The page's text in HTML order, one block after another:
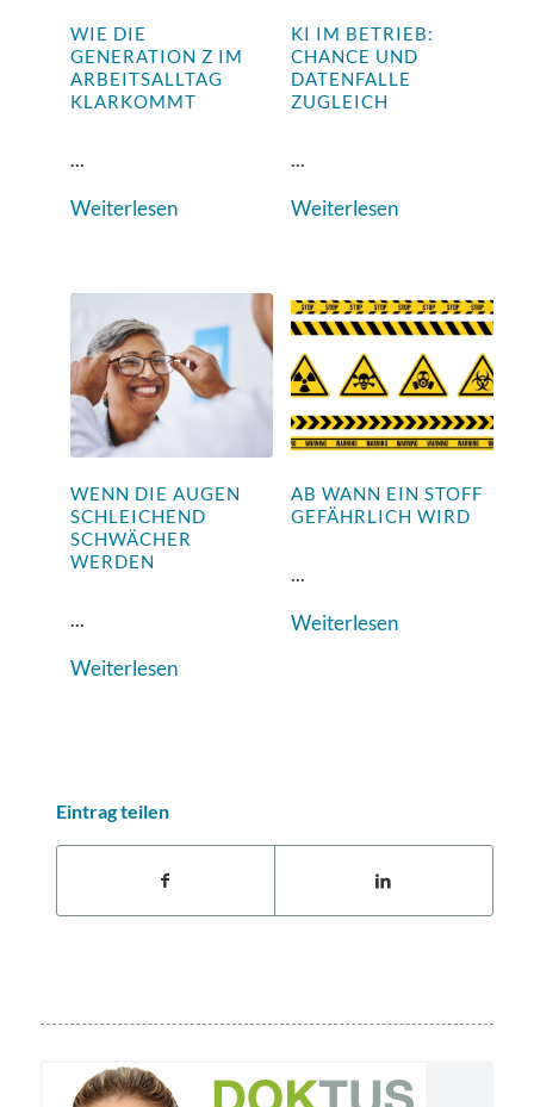
WIE DIE
GENERATION Z IM
ARBEITSALLTAG
KLARKOMMT
...
Weiterlesen
KI IM BETRIEB:
CHANCE UND
DATENFALLE
ZUGLEICH
...
Weiterlesen
WENN DIE AUGEN
SCHLEICHEND
SCHWÄCHER
WERDEN
...
Weiterlesen
AB WANN EIN STOFF
GEFÄHRLICH WIRD
...
Weiterlesen
Eintrag teilen